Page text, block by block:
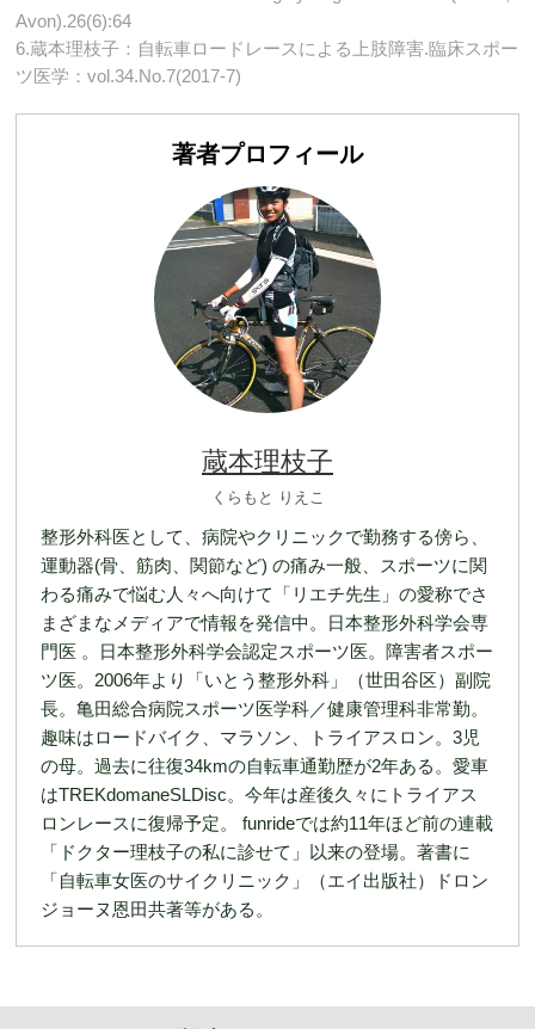
Avon).26(6):64
6.蔵本理枝子：自転車ロードレースによる上肢障害.臨床スポー
ツ医学：vol.34.No.7(2017-7)
著者プロフィール
蔵本理枝子
くらもと りえこ
整形外科医として、病院やクリニックで勤務する傍ら、
運動器(骨、筋肉、関節など) の痛み一般、スポーツに関
わる痛みで悩む人々へ向けて「リエチ先生」の愛称でさ
まざまなメディアで情報を発信中。日本整形外科学会専
門医 。日本整形外科学会認定スポーツ医。障害者スポー
ツ医。2006年より「いとう整形外科」（世田谷区）副院
長。亀田総合病院スポーツ医学科／健康管理科非常勤。
趣味はロードバイク、マラソン、トライアスロン。3児
の母。過去に往復34kmの自転車通勤歴が2年ある。愛車
はTREKdomaneSLDisc。今年は産後久々にトライアス
ロンレースに復帰予定。 funrideでは約11年ほど前の連載
「ドクター理枝子の私に診せて」以来の登場。著書に
「自転車女医のサイクリニック」（エイ出版社）ドロン
ジョーヌ恩田共著等がある。